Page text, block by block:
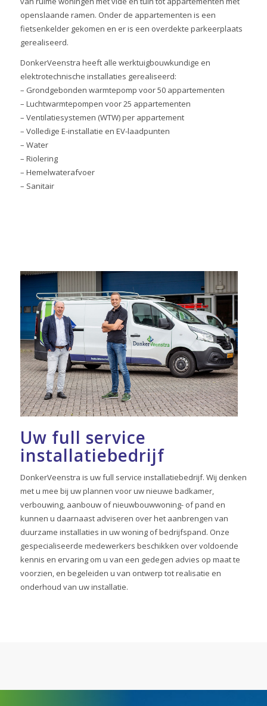
openslaande ramen. Onder de appartementen is een
fietsenkelder gekomen en er is een overdekte parkeerplaats
gerealiseerd.
DonkerVeenstra heeft alle werktuigbouwkundige en
elektrotechnische installaties gerealiseerd:
– Grondgebonden warmtepomp voor 50 appartementen
– Luchtwarmtepompen voor 25 appartementen
– Ventilatiesystemen (WTW) per appartement
– Volledige E-installatie en EV-laadpunten
– Water
– Riolering
– Hemelwaterafvoer
– Sanitair
Uw full service
installatiebedrijf
DonkerVeenstra is uw full service installatiebedrijf. Wij denken
met u mee bij uw plannen voor uw nieuwe badkamer,
verbouwing, aanbouw of nieuwbouwwoning- of pand en
kunnen u daarnaast adviseren over het aanbrengen van
duurzame installaties in uw woning of bedrijfspand. Onze
gespecialiseerde medewerkers beschikken over voldoende
kennis en ervaring om u van een gedegen advies op maat te
voorzien, en begeleiden u van ontwerp tot realisatie en
onderhoud van uw installatie.